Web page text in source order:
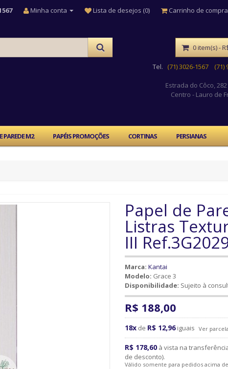
Minha conta Lista de desejos (0) Carrinho de
Tel. (71) 3026-1567 (71)
Estrada do Côco,
Centro - Lauro de
0 item(s) -
PAREDE M2 PAPÉIS PROMOÇÕES CORTINAS PERSIANAS
Papel de
Listras
III
Marca: Kantai
Modelo: Grace 3
Disponibilidade: Sujeito à
R$ 188,00
18x de R$ 12,96 iguais Ver
R$ 178,60 à vista na
de desconto).
Válido somente para pedidos acima de